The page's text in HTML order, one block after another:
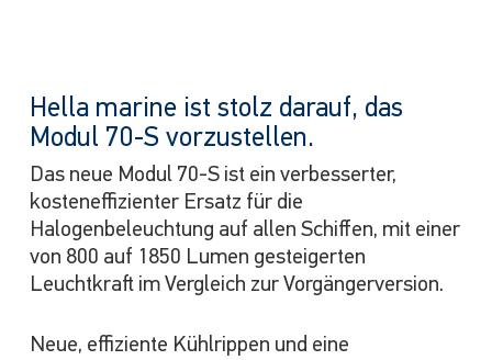
Hella marine ist stolz darauf, das
Modul 70-S vorzustellen.
Das neue Modul 70-S ist ein verbesserter,
kosteneffizienter Ersatz für die
Halogenbeleuchtung auf allen Schiffen, mit einer
von 800 auf 1850 Lumen gesteigerten
Leuchtkraft im Vergleich zur Vorgängerversion.
Neue, effiziente Kühlrippen und eine